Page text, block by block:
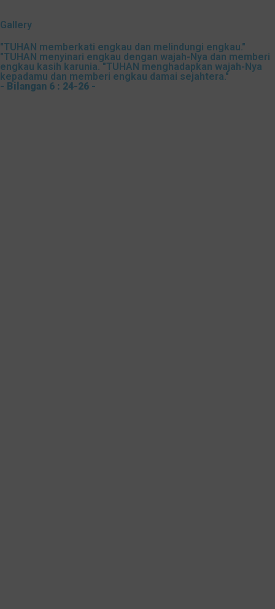
Gallery
"TUHAN memberkati engkau dan melindungi engkau."
"TUHAN menyinari engkau dengan wajah-Nya dan memberi
engkau kasih karunia. "TUHAN menghadapkan wajah-Nya
kepadamu dan memberi engkau damai sejahtera."
- Bilangan 6 : 24-26 -